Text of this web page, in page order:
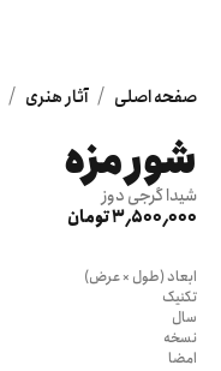
صفحه اصلی / آثار هنری /
شور مزه
شیدا گرجی دوز
3٬500٬000 تومان
ابعاد (طول × عرض)
تکنیک
سال
نسخه
امضا